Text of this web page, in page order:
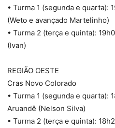
• Turma 1 (segunda e quarta):
(Weto e avançado Martelinho)
• Turma 2 (terça e quinta):
(Ivan)
REGIÃO OESTE
Cras Novo Colorado
• Turma 1 (segunda e quarta):
Aruandê (Nelson Silva)
• Turma 2 (terça e quinta):